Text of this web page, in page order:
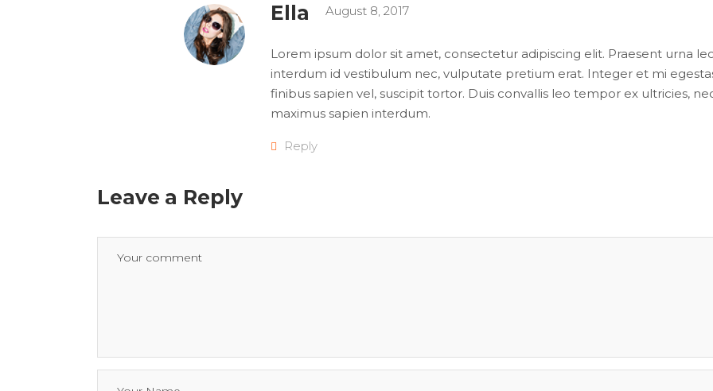
Ella August 8, 2017
Lorem ipsum dolor sit amet, consectetur adipiscing elit. Praesent urna
interdum id vestibulum nec, vulputate pretium erat. Integer et mi
finibus sapien vel, suscipit tortor. Duis convallis leo tempor ex ultricies,
maximus sapien interdum.
Reply
Leave a Reply